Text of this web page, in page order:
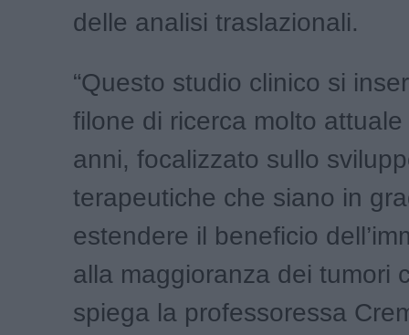
delle analisi traslazionali.
“Questo studio clinico si
filone di ricerca molto
anni, focalizzato sullo
terapeutiche che siano in
estendere il beneficio
alla maggioranza dei tumori
spiega la professoressa